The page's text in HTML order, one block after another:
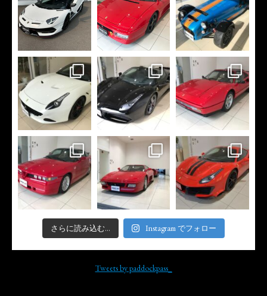
さらに読み込む... Instagram でフォロー
Tweets by paddockpass_